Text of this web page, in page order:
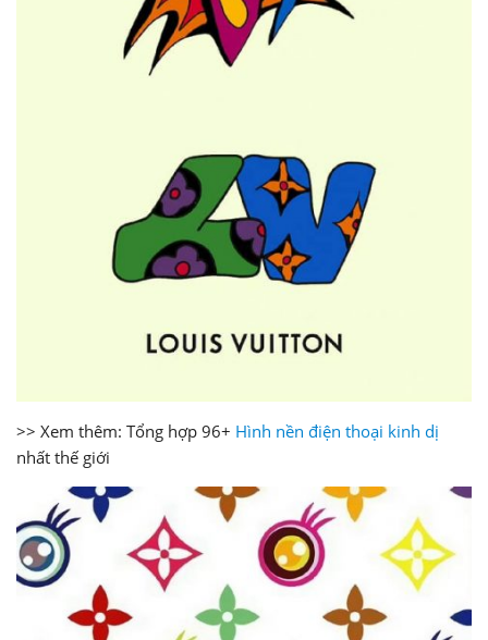
>> Xem thêm: Tổng hợp 96+ Hình nền điện thoại kinh dị
nhất thế giới